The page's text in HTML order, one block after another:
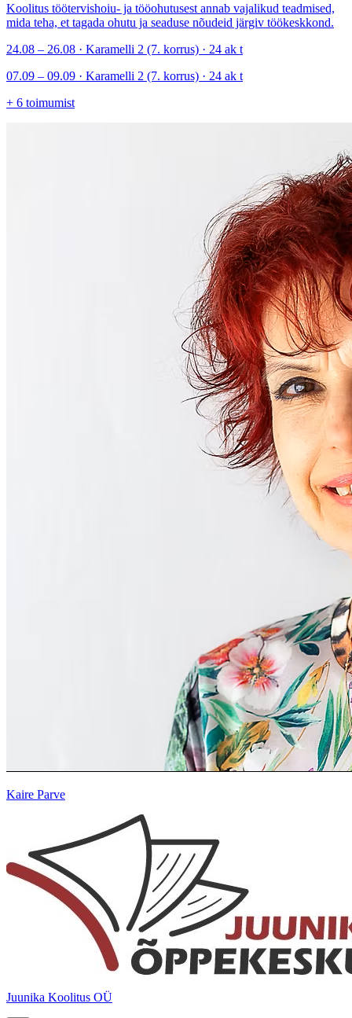
Koolitus töötervishoiu- ja tööohutusest annab vajalikud teadmised,
mida teha, et tagada ohutu ja seaduse nõudeid järgiv töökeskkond.
24.08 – 26.08 · Karamelli 2 (7. korrus) · 24 ak t
07.09 – 09.09 · Karamelli 2 (7. korrus) · 24 ak t
+ 6 toimumist
Kaire Parve
Juunika Koolitus OÜ